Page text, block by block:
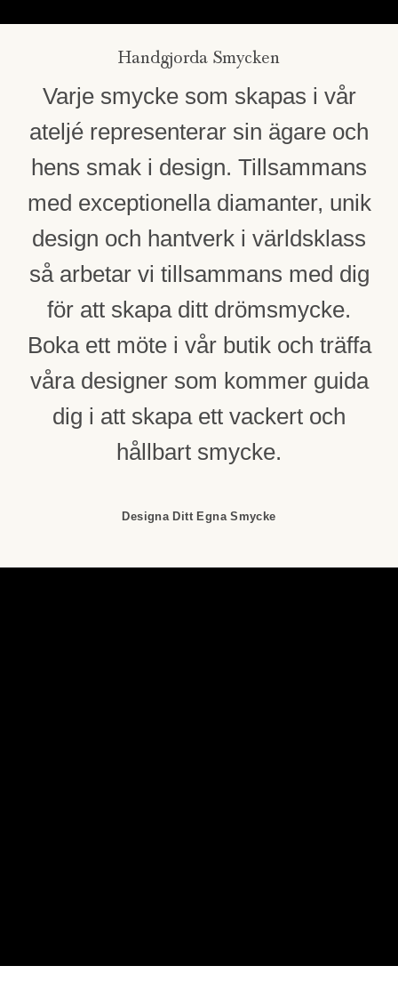
Handgjorda Smycken
Varje smycke som skapas i vår
ateljé representerar sin ägare och
hens smak i design. Tillsammans
med exceptionella diamanter, unik
design och hantverk i världsklass
så arbetar vi tillsammans med dig
för att skapa ditt drömsmycke.
Boka ett möte i vår butik och träffa
våra designer som kommer guida
dig i att skapa ett vackert och
hållbart smycke.
Designa Ditt Egna Smycke